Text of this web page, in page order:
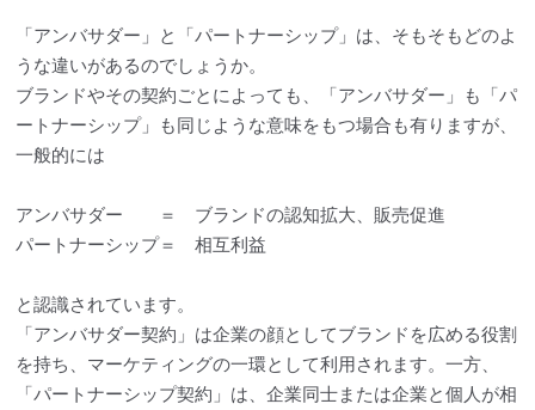
「アンバサダー」と「パートナーシップ」は、そもそもどのよ
うな違いがあるのでしょうか。
ブランドやその契約ごとによっても、「アンバサダー」も「パ
ートナーシップ」も同じような意味をもつ場合も有りますが、
一般的には
アンバサダー ＝ ブランドの認知拡大、販売促進
パートナーシップ＝ 相互利益
と認識されています。
「アンバサダー契約」は企業の顔としてブランドを広める役割
を持ち、マーケティングの一環として利用されます。一方、
「パートナーシップ契約」は、企業同士または企業と個人が相